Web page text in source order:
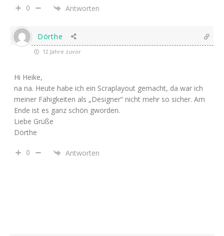
0 Antworten
Dörthe
12 Jahre zuvor
Hi Heike,
na na. Heute habe ich ein Scraplayout gemacht, da war ich
meiner Fähigkeiten als „Designer“ nicht mehr so sicher. Am
Ende ist es ganz schön gworden.
Liebe Grüße
Dörthe
0 Antworten